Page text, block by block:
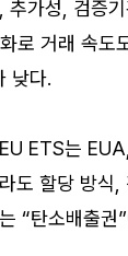
가성, 검증
로 거래 속도
낮다.
ETS는
도 할당 방
“탄소배출